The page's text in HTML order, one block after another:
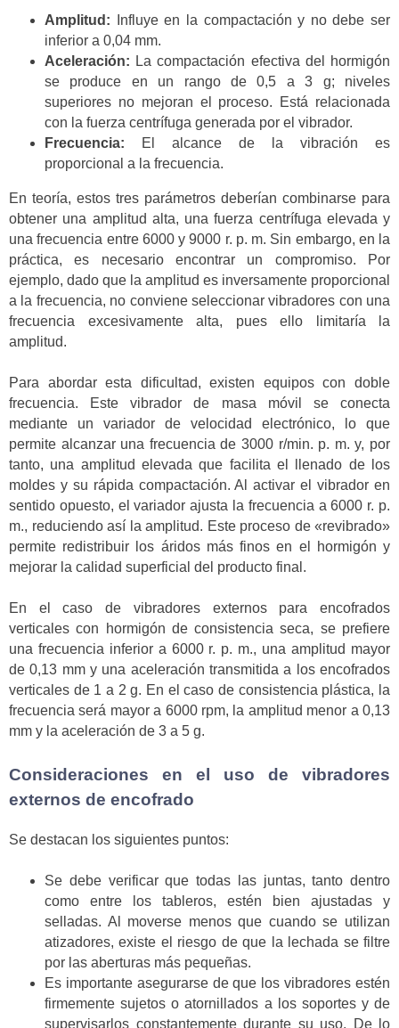
Amplitud: Influye en la compactación y no debe ser
inferior a 0,04 mm.
Aceleración: La compactación efectiva del hormigón
se produce en un rango de 0,5 a 3 g; niveles
superiores no mejoran el proceso. Está relacionada
con la fuerza centrífuga generada por el vibrador.
Frecuencia: El alcance de la vibración es
proporcional a la frecuencia.
En teoría, estos tres parámetros deberían combinarse para
obtener una amplitud alta, una fuerza centrífuga elevada y
una frecuencia entre 6000 y 9000 r. p. m. Sin embargo, en la
práctica, es necesario encontrar un compromiso. Por
ejemplo, dado que la amplitud es inversamente proporcional
a la frecuencia, no conviene seleccionar vibradores con una
frecuencia excesivamente alta, pues ello limitaría la
amplitud.
Para abordar esta dificultad, existen equipos con doble
frecuencia. Este vibrador de masa móvil se conecta
mediante un variador de velocidad electrónico, lo que
permite alcanzar una frecuencia de 3000 r/min. p. m. y, por
tanto, una amplitud elevada que facilita el llenado de los
moldes y su rápida compactación. Al activar el vibrador en
sentido opuesto, el variador ajusta la frecuencia a 6000 r. p.
m., reduciendo así la amplitud. Este proceso de «revibrado»
permite redistribuir los áridos más finos en el hormigón y
mejorar la calidad superficial del producto final.
En el caso de vibradores externos para encofrados
verticales con hormigón de consistencia seca, se prefiere
una frecuencia inferior a 6000 r. p. m., una amplitud mayor
de 0,13 mm y una aceleración transmitida a los encofrados
verticales de 1 a 2 g. En el caso de consistencia plástica, la
frecuencia será mayor a 6000 rpm, la amplitud menor a 0,13
mm y la aceleración de 3 a 5 g.
Consideraciones en el uso de vibradores
externos de encofrado
Se destacan los siguientes puntos:
Se debe verificar que todas las juntas, tanto dentro
como entre los tableros, estén bien ajustadas y
selladas. Al moverse menos que cuando se utilizan
atizadores, existe el riesgo de que la lechada se filtre
por las aberturas más pequeñas.
Es importante asegurarse de que los vibradores estén
firmemente sujetos o atornillados a los soportes y de
supervisarlos constantemente durante su uso. De lo